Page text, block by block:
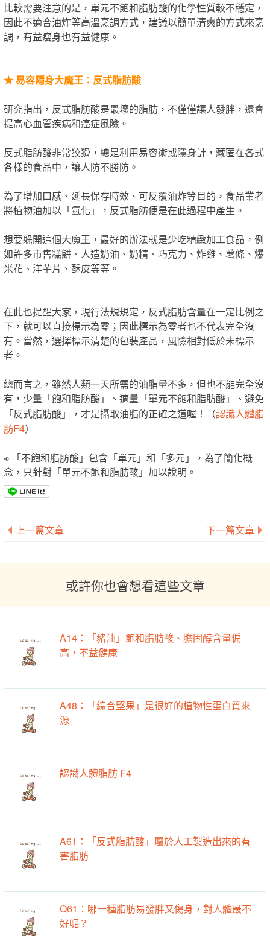
比較需要注意的是，單元不飽和脂肪酸的化學性質較不穩定，
因此不適合油炸等高溫烹調方式，建議以簡單清爽的方式來烹
調，有益瘦身也有益健康。
★易容隱身大魔王：反式脂肪酸
研究指出，反式脂肪酸是最壞的脂肪，不僅僅讓人發胖，還會
提高心血管疾病和癌症風險。
反式脂肪酸非常狡猾，總是利用易容術或隱身計，藏匿在各式
各樣的食品中，讓人防不勝防。
為了增加口感、延長保存時效、可反覆油炸等目的，食品業者
將植物油加以「氫化」，反式脂肪便是在此過程中產生。
想要躲開這個大魔王，最好的辦法就是少吃精緻加工食品，例
如許多市售糕餅、人造奶油、奶精、巧克力、炸雞、薯條、爆
米花、洋芋片、酥皮等等。
在此也提醒大家，現行法規規定，反式脂肪含量在一定比例之
下，就可以直接標示為零；因此標示為零者也不代表完全沒
有。當然，選擇標示清楚的包裝產品，風險相對低於未標示
者。
總而言之，雖然人類一天所需的油脂量不多，但也不能完全沒
有，少量「飽和脂肪酸」、適量「單元不飽和脂肪酸」、避免
「反式脂肪酸」，才是攝取油脂的正確之道喔！（認識人體脂
肪F4）
※ 「不飽和脂肪酸」包含「單元」和「多元」，為了簡化概
念，只針對「單元不飽和脂肪酸」加以說明。
上一篇文章 下一篇文章
或許你也會想看這些文章
A14：「豬油」飽和脂肪酸、膽固醇含量偏
高，不益健康
A48：「綜合堅果」是很好的植物性蛋白質來
源
認識人體脂肪 F4
A61：「反式脂肪酸」屬於人工製造出來的有
害脂肪
Q61：哪一種脂肪易發胖又傷身，對人體最不
好呢？